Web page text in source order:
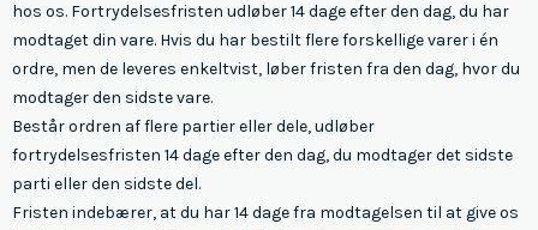
hos os. Fortrydelsesfristen udløber 14 dage efter den dag, du har
modtaget din vare. Hvis du har bestilt flere forskellige varer i én
ordre, men de leveres enkeltvist, løber fristen fra den dag, hvor du
modtager den sidste vare.
Består ordren af flere partier eller dele, udløber
fortrydelsesfristen 14 dage efter den dag, du modtager det sidste
parti eller den sidste del.
Fristen indebærer, at du har 14 dage fra modtagelsen til at give os